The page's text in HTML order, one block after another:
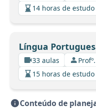
14 horas de estudo
Língua
33 aulas
15 horas de estudo
Conteúdo de